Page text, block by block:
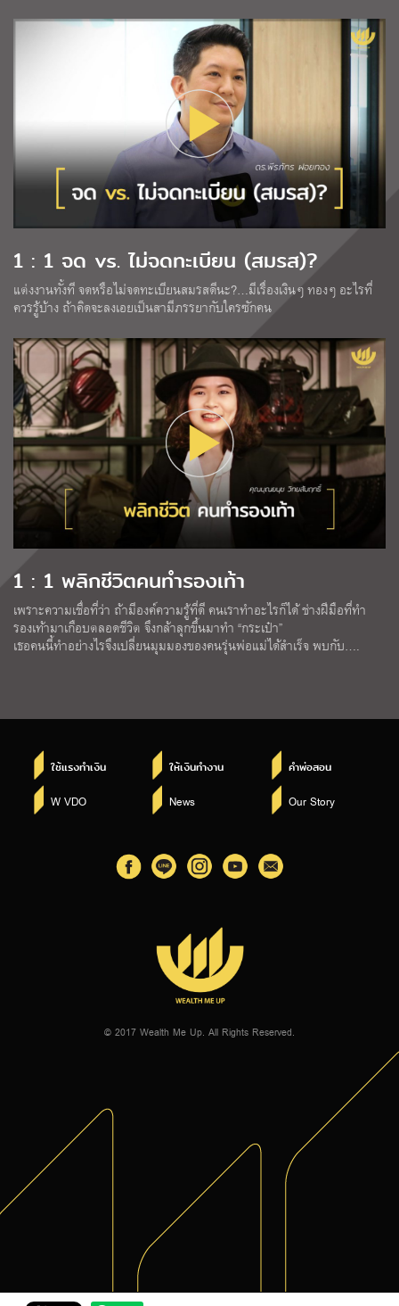
1 : 1 จด vs. ไม่จดทะเบียน (สมรส)?
แต่งงานทั้งที จดหรือไม่จดทะเบียนสมรสดีนะ?…มีเรื่องเงินๆ ทองๆ อะไรที่
ควรรู้บ้าง ถ้าคิดจะลงเอยเป็นสามีภรรยากับใครซักคน
1 : 1 พลิกชีวิตคนทำรองเท้า
เพราะความเชื่อที่ว่า ถ้ามีองค์ความรู้ที่ดี คนเราทำอะไรก็ได้ ช่างฝีมือที่ทำ
รองเท้ามาเกือบตลอดชีวิต จึงกล้าลุกขึ้นมาทำ “กระเป๋า”
เธอคนนี้ทำอย่างไรจึงเปลี่ยนมุมมองของคนรุ่นพ่อแม่ได้สำเร็จ พบกับ….
ใช้แรงทำเงิน ให้เงินทำงาน คำพ่อสอน
W VDO News Our Story
© 2017 Wealth Me Up. All Rights Reserved.